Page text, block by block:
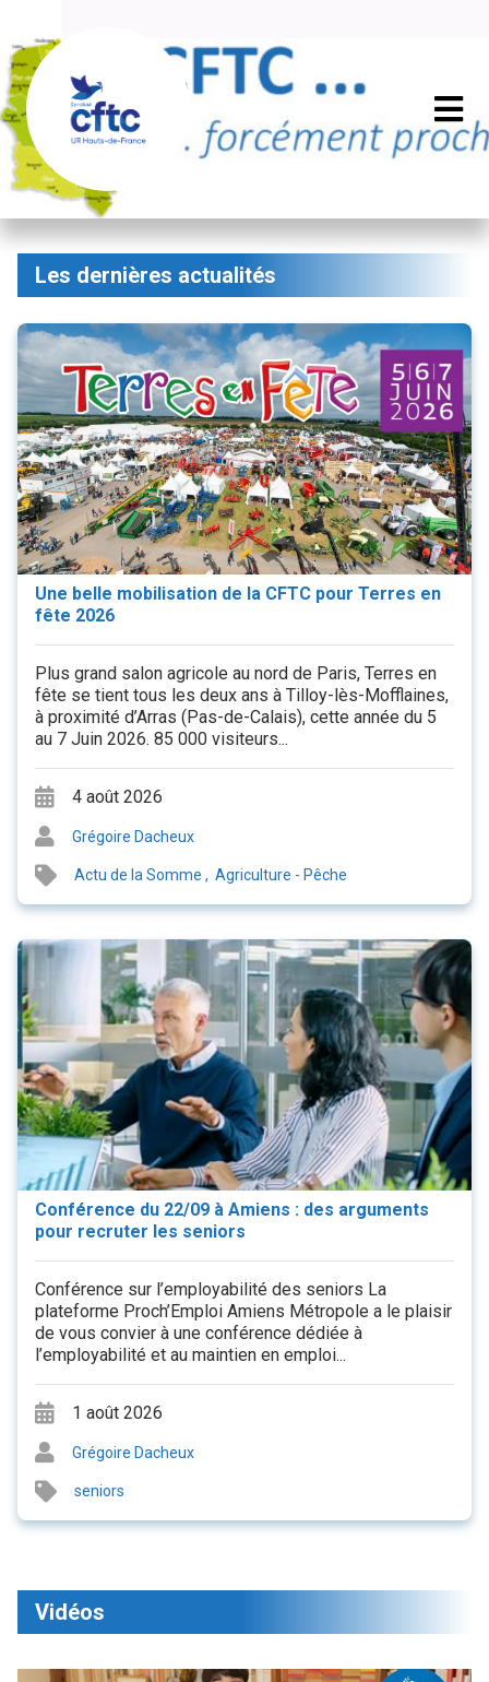
Les dernières actualités
Une belle mobilisation de la CFTC pour Terres en
fête 2026
Plus grand salon agricole au nord de Paris, Terres en
fête se tient tous les deux ans à Tilloy-lès-Mofflaines,
à proximité d’Arras (Pas-de-Calais), cette année du 5
au 7 Juin 2026. 85 000 visiteurs...
4 août 2026
Grégoire Dacheux
Actu de la Somme , Agriculture - Pêche
Conférence du 22/09 à Amiens : des arguments
pour recruter les seniors
Conférence sur l’employabilité des seniors La
plateforme Proch’Emploi Amiens Métropole a le plaisir
de vous convier à une conférence dédiée à
l’employabilité et au maintien en emploi...
1 août 2026
Grégoire Dacheux
seniors
Vidéos